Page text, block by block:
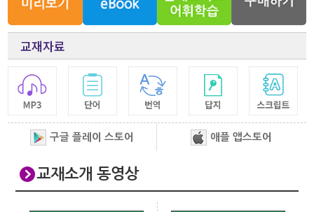
교재자료
구글 플레이 스토어 애플 앱스토어
교재소개 동영상